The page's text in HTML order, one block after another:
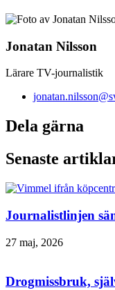
Jonatan Nilsson
Lärare TV-journalistik
Dela gärna
Senaste
Journalistlinjen
27 maj, 2026
Drogmissbruk,